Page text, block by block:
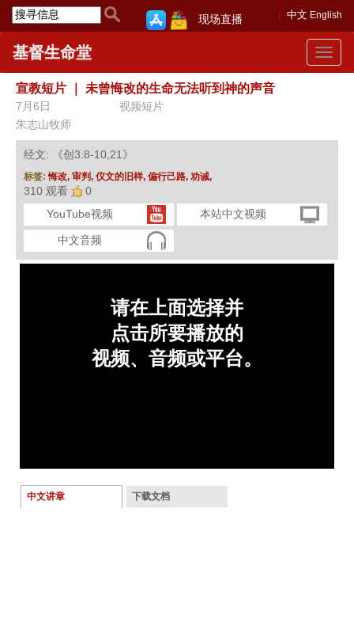
中文 English
现场直播
Toggle
基督生命堂
宣教短片 未曾悔改的生命无法听到神的声音
7月6日
视频短片
朱志山牧师
经文: 《创3:8-10,21》
标签:悔改, 审判, 仪文的旧样, 偏行己路, 劝诫,
310 观看
0
YouTube视频
本站中文视频
中文音频
中文讲章 下载文档